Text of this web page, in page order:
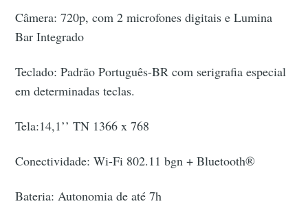
Câmera: 720p, com 2 microfones digitais e Lumina
Bar Integrado
Teclado: Padrão Português-BR com serigrafia especial
em determinadas teclas.
Tela:14,1’’ TN 1366 x 768
Conectividade: Wi-Fi 802.11 bgn + Bluetooth®
Bateria: Autonomia de até 7h